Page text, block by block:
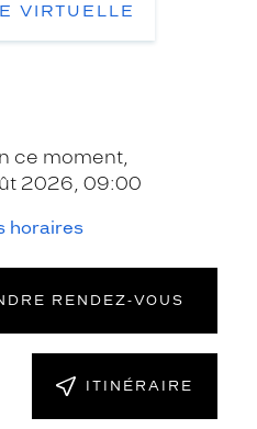
VIRTUELLE
ce moment,
2026, 09:00
horaires
RENDEZ‑VOUS
ITINÉRAIRE